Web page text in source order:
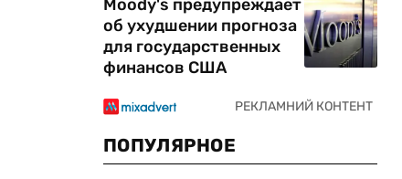
Moody's предупреждает
об ухудшении прогноза
для государственных
финансов США
ПОПУЛЯРНОЕ